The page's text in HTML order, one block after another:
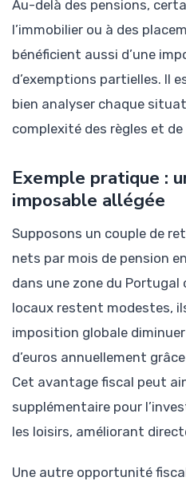
Au-delà des pensions,
l’immobilier ou à des
bénéficient aussi d’une
d’exemptions partielles. Il
bien analyser chaque
complexité des règles et
Exemple pratique :
imposable allégée
Supposons un couple de
nets par mois de pension
dans une zone du Portugal
locaux restent modestes,
imposition globale
d’euros annuellement
Cet avantage fiscal peut
supplémentaire pour
les loisirs, améliorant
Une autre opportunité